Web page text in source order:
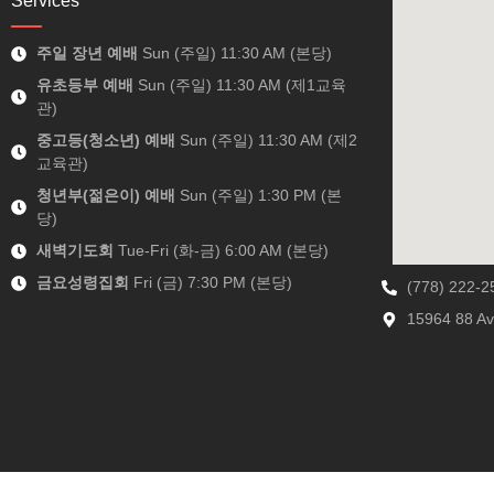
주일 장년 예배 Sun (주일) 11:30 AM (본당)
유초등부 예배 Sun (주일) 11:30 AM (제1교육
관)
중고등(청소년) 예배 Sun (주일) 11:30 AM (제2
교육관)
청년부(젊은이) 예배 Sun (주일) 1:30 PM (본
당)
새벽기도회 Tue-Fri (화-금) 6:00 AM (본당)
금요성령집회 Fri (금) 7:30 PM (본당)
(778) 222-
15964 88